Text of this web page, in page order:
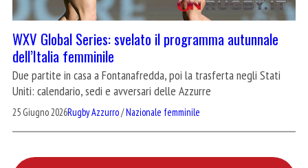
WXV Global Series: svelato il programma autunnale
dell’Italia femminile
Due partite in casa a Fontanafredda, poi la trasferta negli Stati
Uniti: calendario, sedi e avversari delle Azzurre
25 Giugno 2026Rugby Azzurro/Nazionale femminile